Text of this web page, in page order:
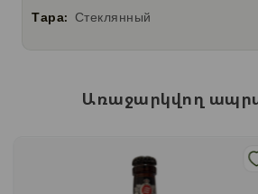
Тара: Стеклянный
Առաջարկվող